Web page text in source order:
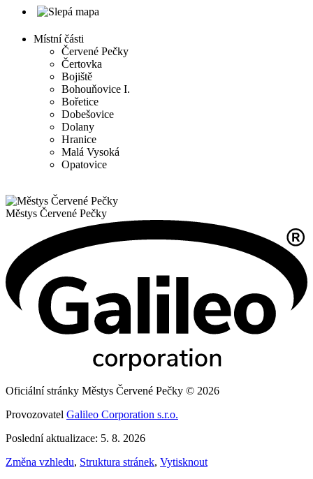
Místní části
Červené Pečky
Čertovka
Bojiště
Bohouňovice I.
Bořetice
Dobešovice
Dolany
Hranice
Malá Vysoká
Opatovice
Městys Červené Pečky
Oficiální stránky Městys Červené Pečky © 2026
Provozovatel Galileo Corporation s.r.o.
Poslední aktualizace: 5. 8. 2026
Změna vzhledu, Struktura stránek, Vytisknout